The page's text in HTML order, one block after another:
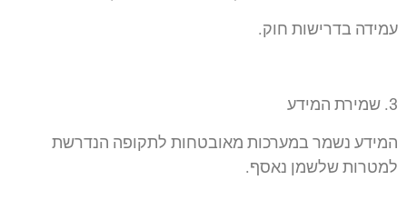
עמידה בדרישות חוק.
3.⁠ ⁠שמירת המידע
המידע נשמר במערכות מאובטחות לתקופה הנדרשת
למטרות שלשמן נאסף.